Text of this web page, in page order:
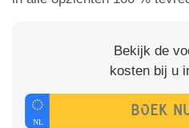
Bekijk de
kosten bij u